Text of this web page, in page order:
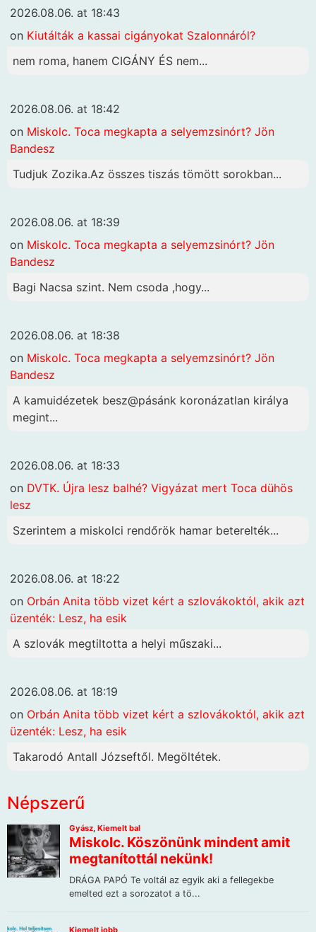
2026.08.06. at 18:43
on Kiutálták a kassai cigányokat Szalonnáról?
nem roma, hanem CIGÁNY ÉS nem...
2026.08.06. at 18:42
on Miskolc. Toca megkapta a selyemzsinórt? Jön
Bandesz
Tudjuk Zozika.Az összes tiszás tömött sorokban...
2026.08.06. at 18:39
on Miskolc. Toca megkapta a selyemzsinórt? Jön
Bandesz
Bagi Nacsa szint. Nem csoda ,hogy...
2026.08.06. at 18:38
on Miskolc. Toca megkapta a selyemzsinórt? Jön
Bandesz
A kamuidézetek besz@pásánk koronázatlan királya
megint...
2026.08.06. at 18:33
on DVTK. Újra lesz balhé? Vigyázat mert Toca dühös
lesz
Szerintem a miskolci rendőrök hamar beterelték...
2026.08.06. at 18:22
on Orbán Anita több vizet kért a szlovákoktól, akik azt
üzenték: Lesz, ha esik
A szlovák megtiltotta a helyi műszaki...
2026.08.06. at 18:19
on Orbán Anita több vizet kért a szlovákoktól, akik azt
üzenték: Lesz, ha esik
Takarodó Antall Józseftől. Megöltétek.
Népszerű